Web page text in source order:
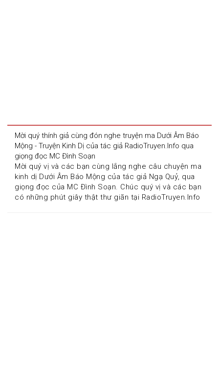
Mời quý thính giả cùng đón nghe truyện ma Dưới Âm Báo
Mộng - Truyện Kinh Dị của tác giả RadioTruyen.Info qua
giọng đọc MC Đình Soạn
Mời quý vị và các bạn cùng lắng nghe câu chuyện ma
kinh dị Dưới Âm Báo Mộng của tác giả Ngạ Quỷ, qua
giọng đọc của MC Đình Soạn. Chúc quý vị và các bạn
có những phút giây thật thư giãn tại RadioTruyen.Info